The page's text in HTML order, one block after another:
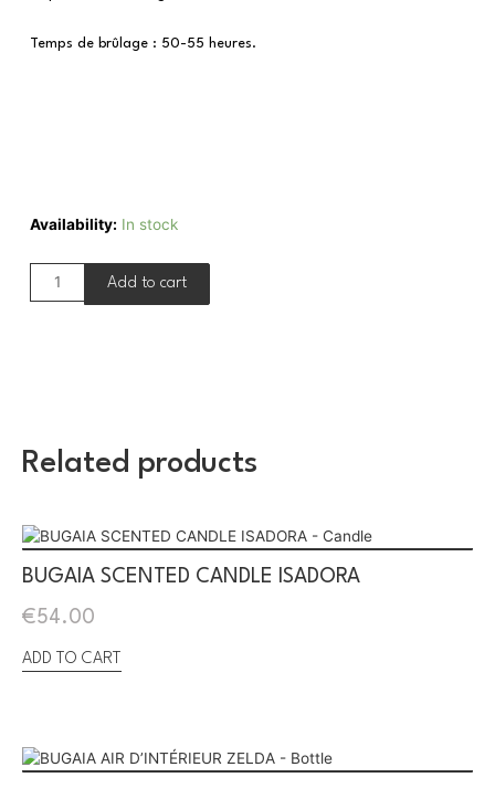
Temps de brûlage : 50-55 heures.
Availability: In stock
Add to cart
Related products
BUGAIA SCENTED CANDLE ISADORA
€54.00
ADD TO CART